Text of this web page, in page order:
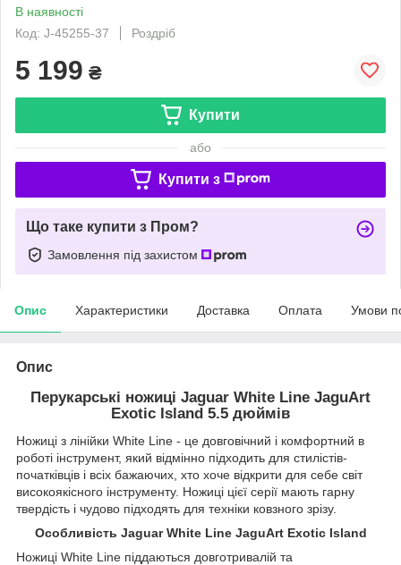
В наявності
Код: J-45255-37
Роздріб
5 199 ₴
Купити
або
Купити з
Що таке купити з Пром?
Замовлення під захистом
Опис Характеристики Доставка Оплата Умови
Опис
Перукарські ножиці Jaguar White Line JaguArt
Exotic Island 5.5 дюймів
Ножиці з лінійки White Line - це довговічний і комфортний в
роботі інструмент, який відмінно підходить для стилістів-
початківців і всіх бажаючих, хто хоче відкрити для себе світ
високоякісного інструменту. Ножиці цієї серії мають гарну
твердість і чудово підходять для техніки ковзного зрізу.
Особливість Jaguar White Line JaguArt Exotic Island
Ножиці White Line піддаються довготривалій та